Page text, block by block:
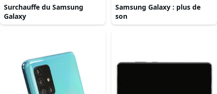
Surchauffe du Samsung
Galaxy
Samsung Galaxy : plus de
son